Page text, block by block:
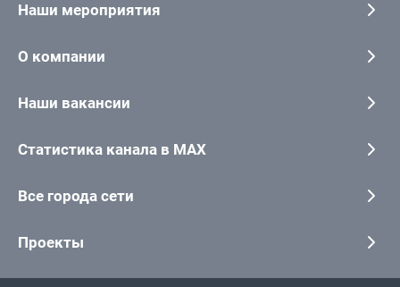
Наши мероприятия
О компании
Наши вакансии
Статистика канала в MAX
Все города сети
Проекты